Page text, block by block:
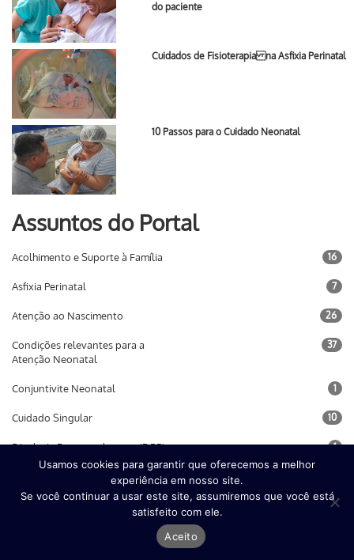
do paciente
Cuidados de Fisioterapia na Asfixia Perinatal
10 Passos para o Cuidado Neonatal
Assuntos do Portal
Acolhimento e Suporte à Família 16
Asfixia Perinatal 7
Atenção ao Nascimento 26
Condições relevantes para a
Atenção Neonatal
37
Conjuntivite Neonatal 1
Cuidado Singular 10
Displasia Broncopulmonar (DBP) 1
Enterocolite Necrosante
15
Usamos cookies para garantir que oferecemos a melhor
experiência em nosso site.
Se você continuar a usar este site, assumiremos que você está
satisfeito com ele.
Aceito